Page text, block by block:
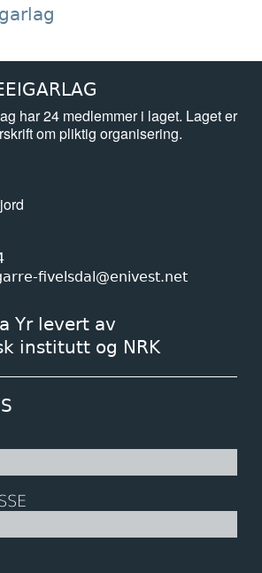
har 24 medlemmer i laget. Laget er
om pliktig organisering.
fivelsdal@enivest.net
Yr levert av
institutt og NRK